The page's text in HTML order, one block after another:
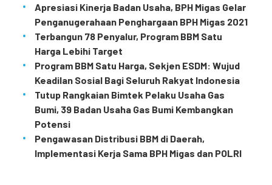
Apresiasi Kinerja Badan Usaha, BPH Migas Gelar
Penganugerahaan Penghargaan BPH Migas 2021
Terbangun 78 Penyalur, Program BBM Satu
Harga Lebihi Target
Program BBM Satu Harga, Sekjen ESDM: Wujud
Keadilan Sosial Bagi Seluruh Rakyat Indonesia
Tutup Rangkaian Bimtek Pelaku Usaha Gas
Bumi, 39 Badan Usaha Gas Bumi Kembangkan
Potensi
Pengawasan Distribusi BBM di Daerah,
Implementasi Kerja Sama BPH Migas dan POLRI